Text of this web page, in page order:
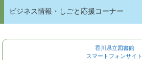
ビジネス情報・しごと応援コーナー
香川県立図書館
スマートフォンサイト